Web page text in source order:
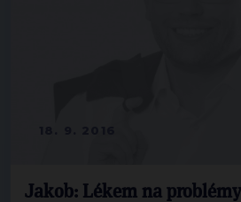
Jakob: Lékem na